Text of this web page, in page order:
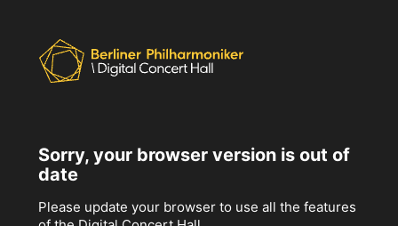
Sorry, your browser version is out of
date
Please update your browser to use all the features